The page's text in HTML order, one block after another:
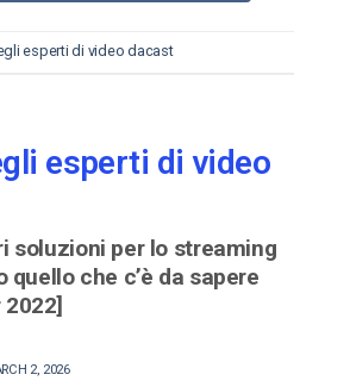
esperti di video dacast
esperti di video
soluzioni per lo streaming
quello che c’è da sapere
2, 2026